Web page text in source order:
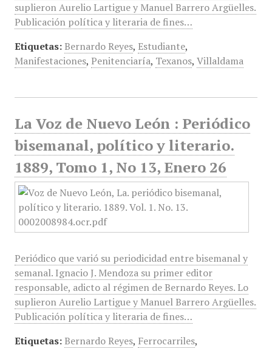
suplieron Aurelio Lartigue y Manuel Barrero Argüelles.
Publicación política y literaria de fines…
Etiquetas: Bernardo Reyes, Estudiante,
Manifestaciones, Penitenciaría, Texanos, Villaldama
La Voz de Nuevo León : Periódico
bisemanal, político y literario.
1889, Tomo 1, No 13, Enero 26
Periódico que varió su periodicidad entre bisemanal y
semanal. Ignacio J. Mendoza su primer editor
responsable, adicto al régimen de Bernardo Reyes. Lo
suplieron Aurelio Lartigue y Manuel Barrero Argüelles.
Publicación política y literaria de fines…
Etiquetas: Bernardo Reyes, Ferrocarriles,